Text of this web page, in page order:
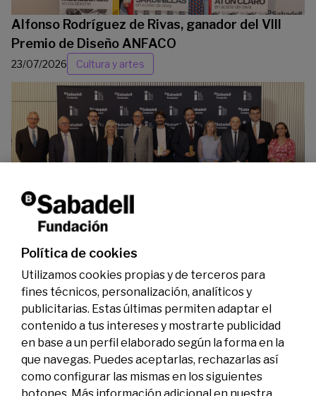
Alfonso Rodríguez de Rivas, ganador del VIII
Premio de Diseño ANFACO
23/07/2026 Cultura y artes
La Fundación Banco Sabadell reconoce a dos
investigadores en los ámbitos de la edición del
genoma y la energía limpia
07/07/2026 Premios
Legal Actividad Social
Política de cookies
Utilizamos cookies propias y de terceros para
fines técnicos, personalización, analíticos y
publicitarias. Estas últimas permiten adaptar el
contenido a tus intereses y mostrarte publicidad
en base a un perfil elaborado según la forma en la
que navegas. Puedes aceptarlas, rechazarlas así
como configurar las mismas en los siguientes